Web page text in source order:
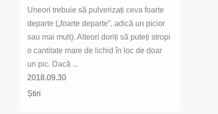
Uneori trebuie să pulverizați ceva foarte
departe („foarte departe”, adică un picior
sau mai mult). Alteori doriți să puteți stropi
o cantitate mare de lichid în loc de doar
un pic. Dacă ...
2018.09.30
Știri